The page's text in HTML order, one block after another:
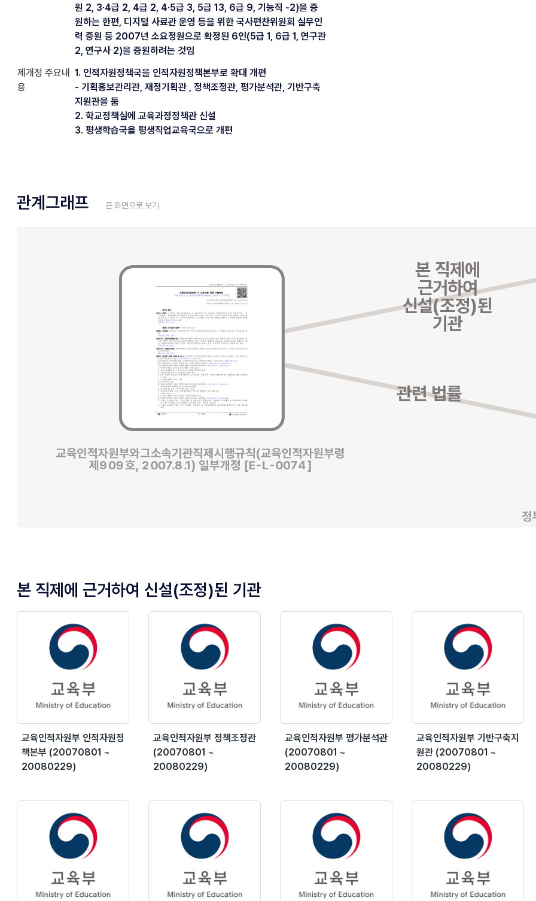
원 2, 3·4급 2, 4급 2, 4·5급 3, 5급 13, 6급 9, 기능직 -2)을 증
원하는 한편, 디지털 사료관 운영 등을 위한 국사편찬위원회 실무인
력 증원 등 2007년 소요정원으로 확정된 6인(5급 1, 6급 1, 연구관
2, 연구사 2)을 증원하려는 것임
제개정 주요내
용
1. 인적자원정책국을 인적자원정책본부로 확대 개편
- 기획홍보관리관, 재정기획관 , 정책조정관, 평가분석관, 기반구축
지원관을 둠
2. 학교정책실에 교육과정정책관 신설
3. 평생학습국을 평생직업교육국으로 개편
관계그래프 큰 화면으로 보기
본 직제에 근거하여 신설(조정)된 기관
교육인적자원부 인적자원정
책본부 (20070801 ~
20080229)
교육인적자원부 정책조정관
(20070801 ~
20080229)
교육인적자원부 평가분석관
(20070801 ~
20080229)
교육인적자원부 기반구축지
원관 (20070801 ~
20080229)